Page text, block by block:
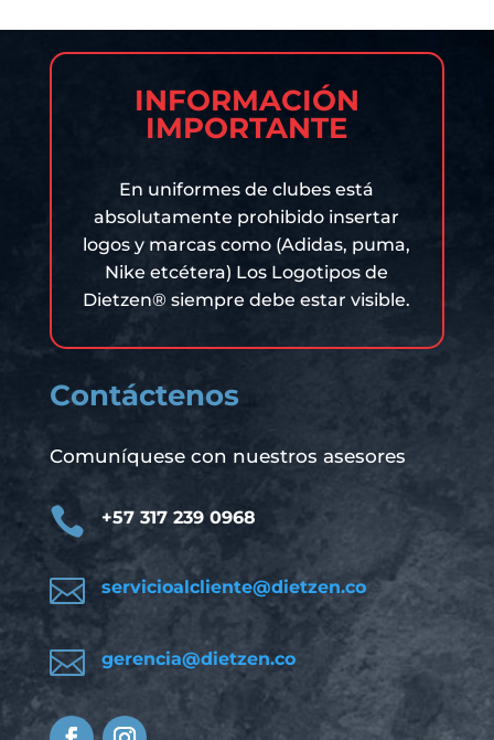
INFORMACIÓN
IMPORTANTE
En uniformes de clubes está
absolutamente prohibido insertar
logos y marcas como (Adidas, puma,
Nike etcétera) Los Logotipos de
Dietzen® siempre debe estar visible.
Contáctenos
Comuníquese con nuestros asesores
 +57 317 239 0968
 servicioalcliente@dietzen.co
 gerencia@dietzen.co